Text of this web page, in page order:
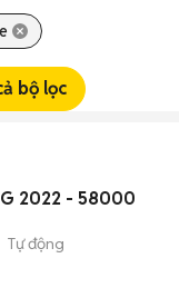
bộ lọc
2022 - 58000
Tự động